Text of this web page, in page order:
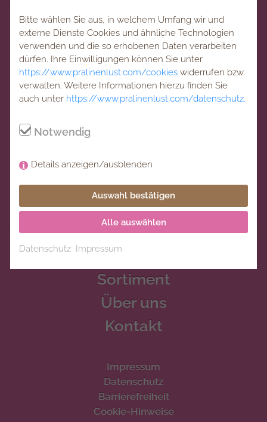
Bittersüß Heinssen Maurus GbR
Marktgasse 4
48249 Dülmen
+49 2594 7994937
info@pralinenlust.com
www.pralinenlust.com
Mo
10:00 - 13:00 // 15:00 - 18:00
Mi
10:00 - 13:00
10:00 - 13:00 // 15:00 - 18:00
Sa
10:00 - 14:00
Home
Sortiment
Über uns
Kontakt
Impressum
Datenschutz
Barrierefreiheit
Cookie-Hinweise
Bitte wählen Sie aus, in welchem Umfang wir und
externe Dienste Cookies und ähnliche Technologien
verwenden und die so erhobenen Daten verarbeiten
dürfen. Ihre Einwilligungen können Sie unter
https://www.pralinenlust.com/cookies widerrufen bzw.
verwalten. Weitere Informationen hierzu finden Sie
auch unter https://www.pralinenlust.com/datenschutz.
Notwendig
Details anzeigen/ausblenden
Auswahl bestätigen
Alle auswählen
Datenschutz Impressum